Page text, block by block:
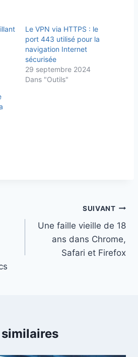
Le VPN via HTTPS : le
port 443 utilisé pour la
navigation Internet
sécurisée
29 septembre 2024
Dans "Outils"
SUIVANT
Une faille vieille de 18
ans dans Chrome,
Safari et Firefox